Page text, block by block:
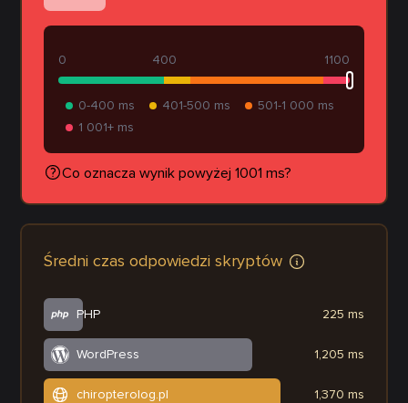
400
0 1100
0-400 ms 401-500 ms
501-1 000 ms
1 001+ ms
Co oznacza wynik powyżej 1001 ms?
Średni czas odpowiedzi skryptów
PHP
WordPress
chiropterolog.pl
225 ms
1,205 ms
1,370 ms